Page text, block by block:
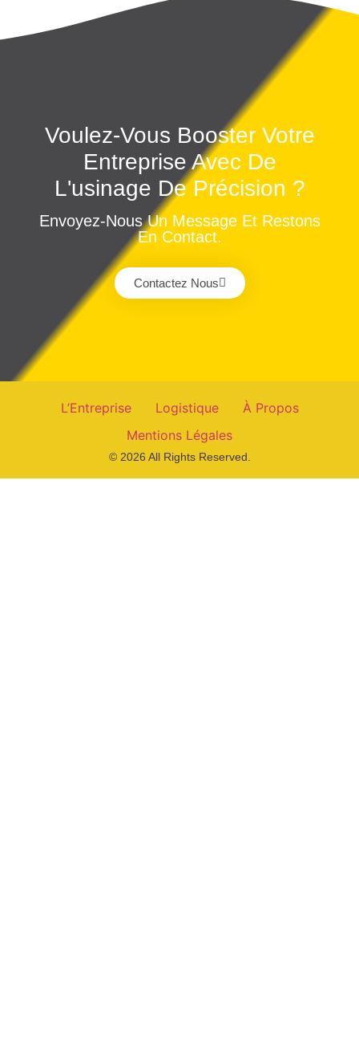
Voulez-Vous Booster Votre
Entreprise Avec De
L'usinage De Précision ?
Envoyez-Nous Un Message Et Restons
En Contact.
Contactez Nous
L’Entreprise Logistique
À Propos
Mentions Légales
© 2026 All Rights Reserved.